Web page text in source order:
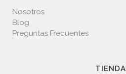
Nosotros
Blog
Preguntas Frecuentes
TIENDA